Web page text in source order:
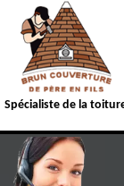
Spécialiste de la